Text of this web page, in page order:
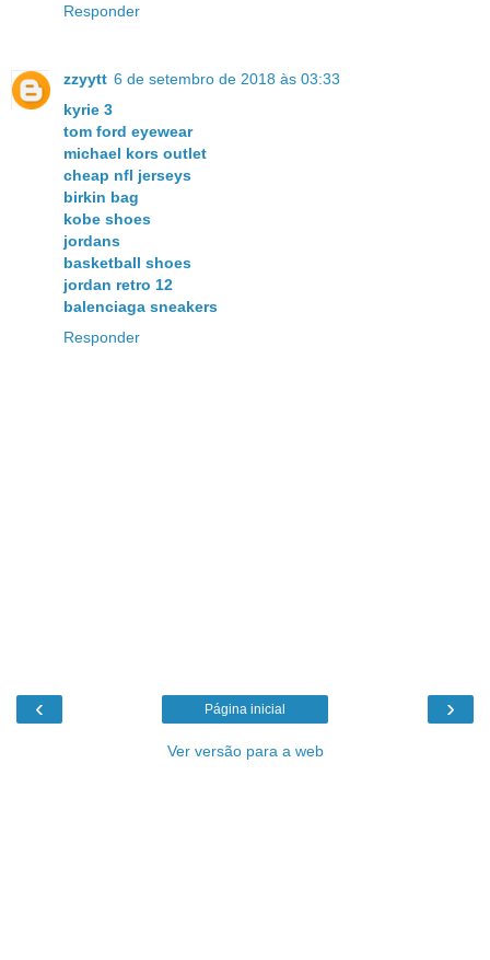
Responder
zzyytt 6 de setembro de 2018 às 03:33
kyrie 3
tom ford eyewear
michael kors outlet
cheap nfl jerseys
birkin bag
kobe shoes
jordans
basketball shoes
jordan retro 12
balenciaga sneakers
Responder
‹ ›
Página inicial
Ver versão para a web